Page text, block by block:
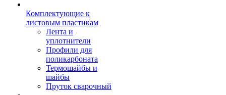
Комплектующие к
листовым пластикам
Лента и
уплотнители
Профили для
поликарбоната
Термошайбы и
шайбы
Пруток сварочный